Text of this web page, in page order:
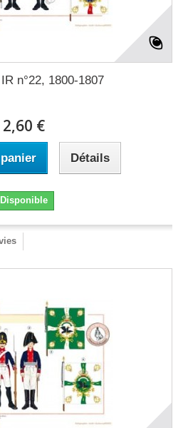
n°22, 1800-1807
2,60 €
Détails
Disponible